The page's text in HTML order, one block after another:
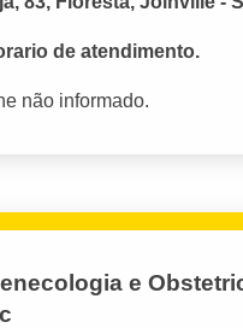
de atendimento.
não informado.
e